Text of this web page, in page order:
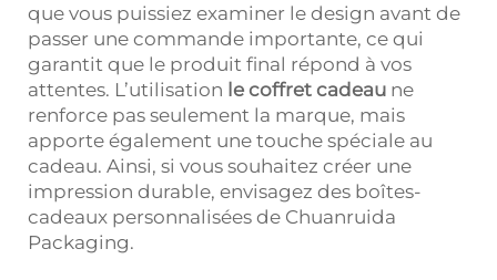
que vous puissiez examiner le design avant de
passer une commande importante, ce qui
garantit que le produit final répond à vos
attentes. L’utilisation le coffret cadeau ne
renforce pas seulement la marque, mais
apporte également une touche spéciale au
cadeau. Ainsi, si vous souhaitez créer une
impression durable, envisagez des boîtes-
cadeaux personnalisées de Chuanruida
Packaging.